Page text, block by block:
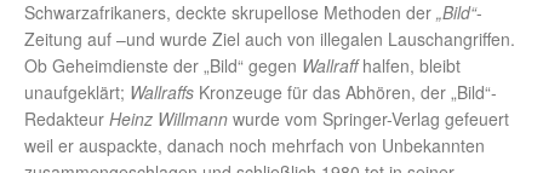
Schwarzafrikaners, deckte skrupellose Methoden der „Bild“-
Zeitung auf –und wurde Ziel auch von illegalen Lauschangriffen.
Ob Geheimdienste der „Bild“ gegen Wallraffhalfen, bleibt
unaufgeklärt; Wallraffs Kronzeuge für das Abhören, der „Bild“-
Redakteur Heinz Willmann wurde vom Springer-Verlag gefeuert
weil er auspackte, danach noch mehrfach von Unbekannten